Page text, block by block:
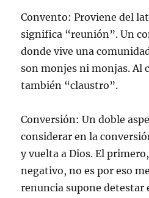
Convento: Proviene del
significa “reunión”. Un
donde vive una
son monjes ni monjas. Al
también “claustro”.
Conversión: Un doble
considerar en la
y vuelta a Dios. El
negativo, no es por eso
renuncia supone detestar